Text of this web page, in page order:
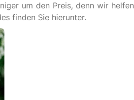
um den Preis, denn wir helfen